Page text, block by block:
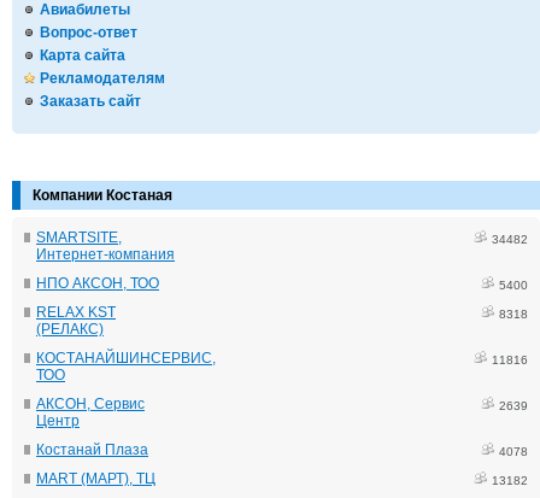
Авиабилеты
Вопрос-ответ
Карта сайта
Рекламодателям
Заказать сайт
Компании Костаная
SMARTSITE,
Интернет-компания
34482
НПО АКСОН, ТОО 5400
RELAX KST
(РЕЛАКС)
8318
КОСТАНАЙШИНСЕРВИС,
ТОО
11816
АКСОН, Сервис
Центр
2639
Костанай Плаза 4078
MART (МАРТ), ТЦ 13182